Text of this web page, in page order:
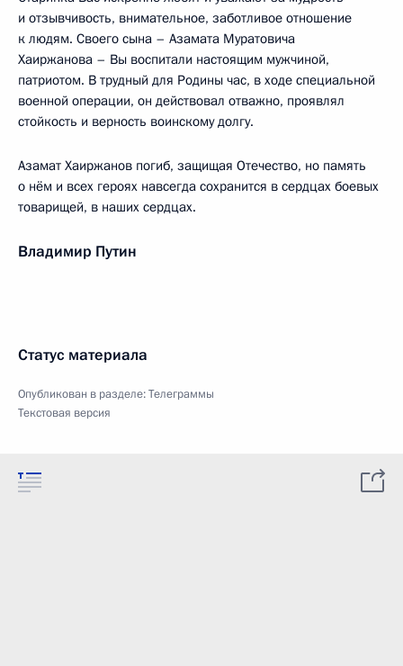
и отзывчивость, внимательное, заботливое отношение
к людям. Своего сына – Азамата Муратовича
Хаиржанова – Вы воспитали настоящим мужчиной,
патриотом. В трудный для Родины час, в ходе специальной
военной операции, он действовал отважно, проявлял
стойкость и верность воинскому долгу.
Азамат Хаиржанов погиб, защищая Отечество, но память
о нём и всех героях навсегда сохранится в сердцах боевых
товарищей, в наших сердцах.
Владимир Путин
Статус материала
Опубликован в разделе:Телеграммы
Текстовая версия